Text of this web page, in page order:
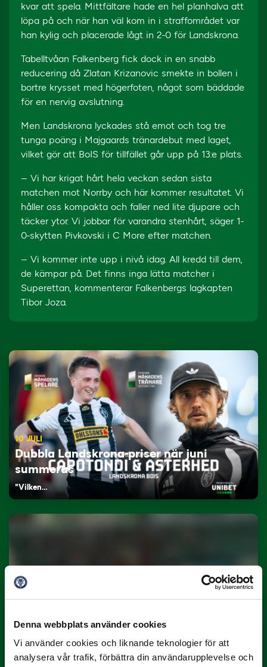
Denna webbplats använder cookies
Vi använder cookies och liknande teknologier för att
analysera vår trafik, förbättra din användarupplevelse och
kvar att spela. Mittfältare hade en hel planhalva att
löpa på och när han väl kom in i straffområdet var
han kylig och placerade lågt in 2-0 för Landskrona.
Tabelltvåan Falkenberg fick dock in en snabb
reducering då Zlatan Krizanovic smekte in bollen i
bortre krysset med högerfoten, något som bäddade
för en nervig avslutning.
Men Landskrona lyckades stå emot och tog tre
tunga poäng i Majgaards tränardebut med laget,
vilket gör att BoIS för tillfället går upp på 13:e plats.
– Vi har krigat hårt hela veckan sedan sista
matchen mot Norrby och här kommer resultatet. Vi
håller oss kompakta och faller ned lite djupare och
täcker ytor. Vi jobbar för varandra stenhårt, säger 1-
0-skytten Pivkovski i C More efter matchen.
– Vi kommer inte upp i nivå idag. All kredd till dem,
de kämpar på. Det finns inga lätta matcher i
Superettan, kommenterar Falkenbergs lagkapten
Tibor Joza.
10 JULI
Dubbla Landskrona-priser när juni
summeras
"Vilken…
9 JULI
projektil”